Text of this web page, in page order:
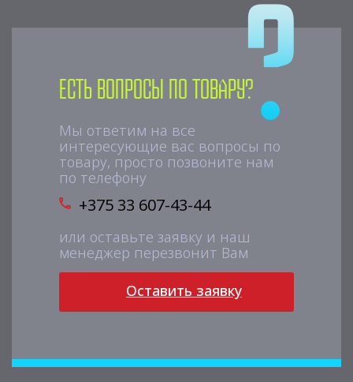
Есть вопросы по товару?
Мы ответим на все
интересующие вас вопросы по
товару, просто позвоните нам
по телефону
+375 33 607-43-44
или оставьте заявку и наш
менеджер перезвонит Вам
Оставить заявку